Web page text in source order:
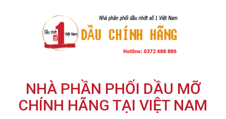
NHÀ PHẦN PHỐI DẦU MỠ
CHÍNH HÃNG TẠI VIỆT NAM